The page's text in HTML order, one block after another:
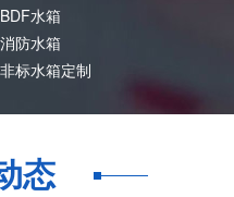
BDF水箱
消防水箱
非标水箱定制
态